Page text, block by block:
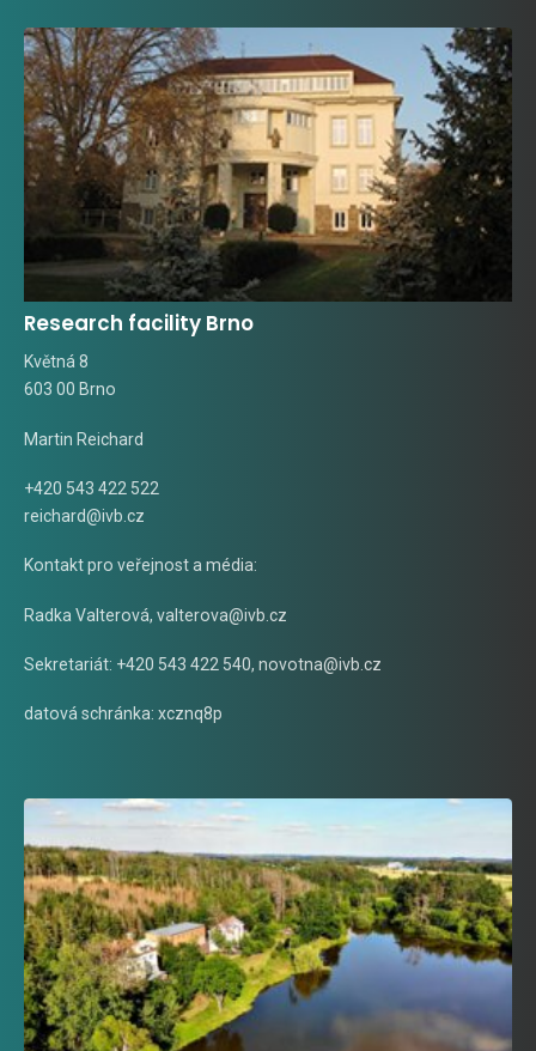
Research facility Brno
Květná 8
603 00 Brno
Martin Reichard
+420 543 422 522
reichard@ivb.cz
Kontakt pro veřejnost a média:
Radka Valterová, valterova@ivb.cz
Sekretariát: +420 543 422 540, novotna@ivb.cz
datová schránka: xcznq8p